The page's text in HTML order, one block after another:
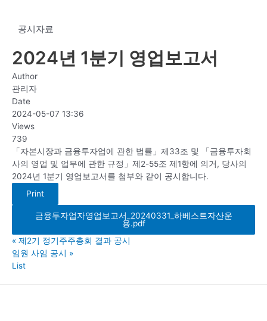
공시자료
2024년 1분기 영업보고서
Author
관리자
Date
2024-05-07 13:36
Views
739
「자본시장과 금융투자업에 관한 법률」제33조 및 「금융투자회
사의 영업 및 업무에 관한 규정」제2-55조 제1항에 의거, 당사의
2024년 1분기 영업보고서를 첨부와 같이 공시합니다.
Print
금융투자업자영업보고서_20240331_하베스트자산운
용.pdf
« 제2기 정기주주총회 결과 공시
임원 사임 공시 »
List